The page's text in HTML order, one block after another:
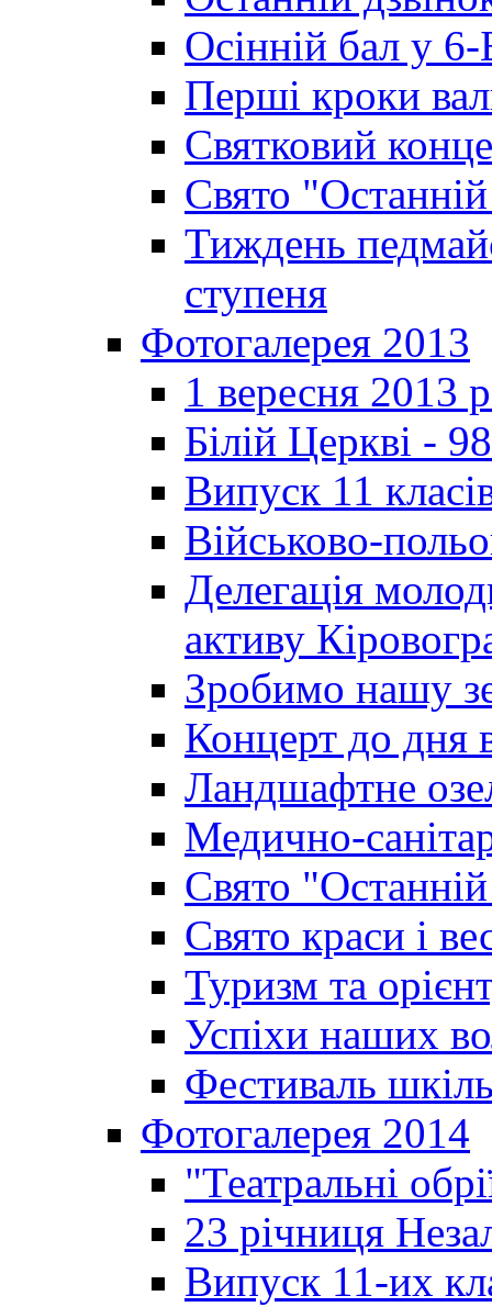
Осінній бал у 6-
Перші кроки
Святковий
Свято
Тиждень
ступеня
Фотогалерея 2013
1 вересня 2013
Білій Церкві -
Випуск 11
Військово-
Делегація
активу
Зробимо нашу
Концерт до дня
Ландшафтне
Медично-
Свято
Свято краси і
Туризм та
Успіхи наших
Фестиваль
Фотогалерея 2014
"Театральні
23 річниця
Випуск 11-их